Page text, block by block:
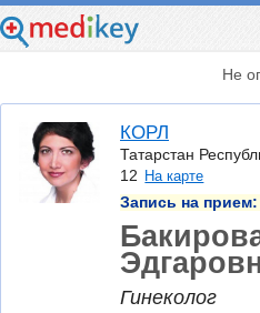
Не
КОРЛ
Татарстан
12 На карте
Запись на прием:
Гинеколог